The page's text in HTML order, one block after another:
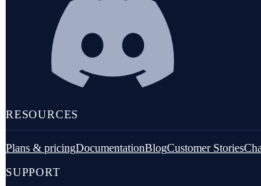
RESOURCES
Plans & pricingDocumentationBlogCustomer Stories
SUPPORT